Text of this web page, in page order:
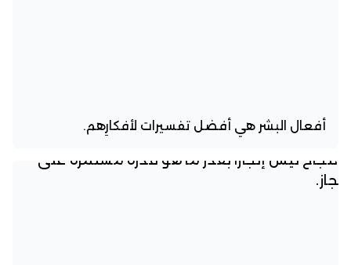
أفعال البشر هي أفضل تفسيرات لأفكارِهم.